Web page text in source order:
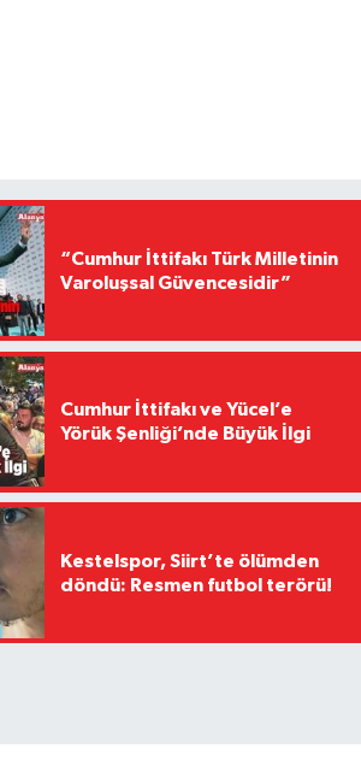
“Cumhur İttifakı Türk Milletinin
Varoluşsal Güvencesidir”
Cumhur İttifakı ve Yücel’e
Yörük Şenliği’nde Büyük İlgi
Kestelspor, Siirt’te ölümden
döndü: Resmen futbol terörü!